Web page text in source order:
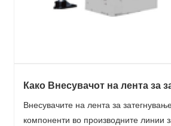
Како Внесувачот на лента за
на SMT?
Внесувачите на лента за
компоненти во производните линии